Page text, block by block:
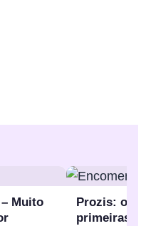
Muito
Prozis: os
primeiras